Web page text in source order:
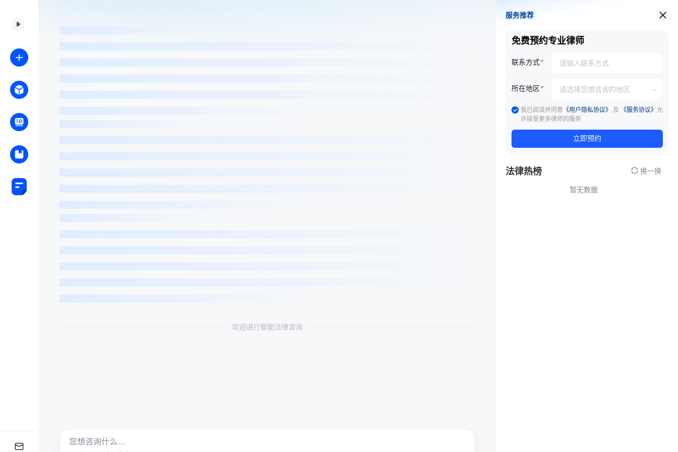
欢迎进行智能法律咨询
服务推荐
服务推荐
免费预约专业律师
联系方式
所在地区
我已阅读并同意 《用户隐私协议》 及 《服务协议》 允
许接受更多律师的服务
立即预约
法律热榜 换一换
暂无数据